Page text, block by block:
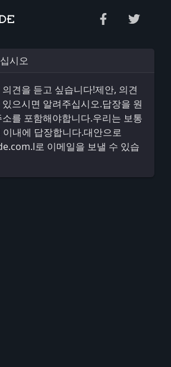
시오
견을 듣고 싶습니다!제안, 의견
으시면 알려주십시오.답장을 원
를 포함해야합니다.우리는 보통
내에 답장합니다.대안으로
로 이메일을 보낼 수 있습